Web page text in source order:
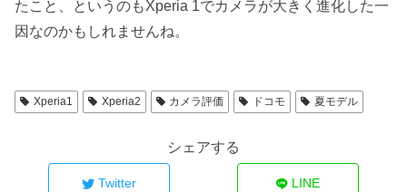
たこと、というのもXperia 1でカメラが大きく進化した一
因なのかもしれませんね。
Xperia1 Xperia2 カメラ評価 ドコモ 夏モデル
シェアする
Twitter LINE